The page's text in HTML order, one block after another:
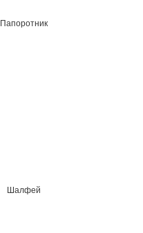
Папоротник
Шалфей